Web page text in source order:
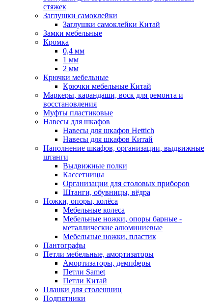
стяжек
Заглушки самоклейки
Заглушки самоклейки Китай
Замки мебельные
Кромка
0,4 мм
1 мм
2 мм
Крючки мебельные
Крючки мебельные Китай
Маркеры, карандаши, воск для ремонта и
восстановления
Муфты пластиковые
Навесы для шкафов
Навесы для шкафов Hettich
Навесы для шкафов Китай
Наполнение шкафов, организации, выдвижные
штанги
Выдвижные полки
Кассетницы
Организации для столовых приборов
Штанги, обувницы, вёдра
Ножки, опоры, колёса
Мебельные колеса
Мебельные ножки, опоры барные -
металлические алюминиевые
Мебельные ножки, пластик
Пантографы
Петли мебельные, амортизаторы
Амортизаторы, демпферы
Петли Samet
Петли Китай
Планки для столешниц
Подпятники